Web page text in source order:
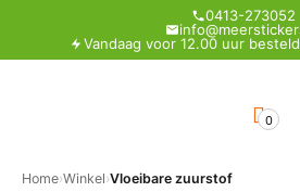
0413-273052
Vandaag voor 12.00 uur
0
Home›Winkel›Vloeibare zuurstof